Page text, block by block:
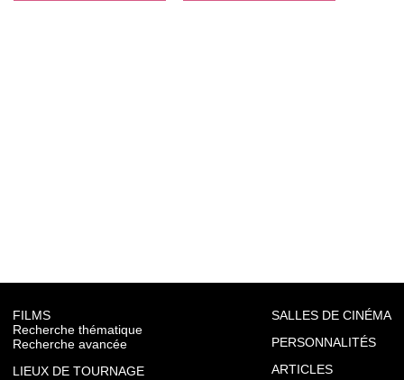
FILMS
Recherche thématique
Recherche avancée
LIEUX DE TOURNAGE
SALLES DE CINÉMA
PERSONNALITÉS
ARTICLES